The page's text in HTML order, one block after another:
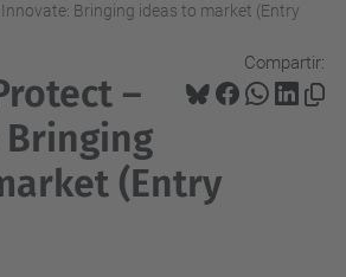
Bringing ideas to market (Entry
Compartir:
–
(Entry